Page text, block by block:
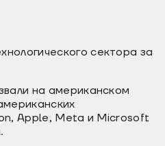
сектора за
на американском
Apple, Meta и Microsoft